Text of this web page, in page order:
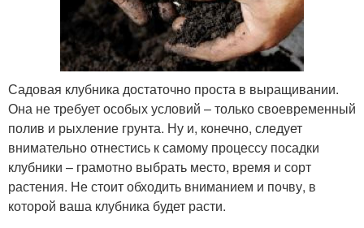
Садовая клубника достаточно проста в выращивании.
Она не требует особых условий – только своевременный
полив и рыхление грунта. Ну и, конечно, следует
внимательно отнестись к самому процессу посадки
клубники – грамотно выбрать место, время и сорт
растения. Не стоит обходить вниманием и почву, в
которой ваша клубника будет расти.